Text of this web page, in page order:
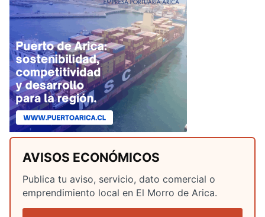
AVISOS ECONÓMICOS
Publica tu aviso, servicio, dato comercial o
emprendimiento local en El Morro de Arica.